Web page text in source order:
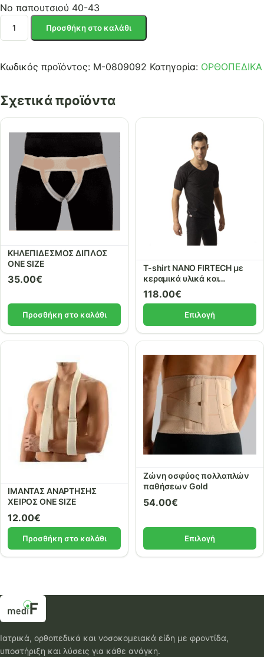
Νο παπουτσιού 40-43
ΜΠΟΤΑ
ΚΑΤΑΓΜΑΤΩΝ
ΣΤΑΘΕΡΗ
medium
ποσότητα
Προσθήκη στο καλάθι
Κωδικός προϊόντος: Μ-0809092 Κατηγορία: ΟΡΘΟΠΕΔΙΚΑ
Σχετικά προϊόντα
ΚΗΛΕΠΙΔΕΣΜΟΣ ΔΙΠΛΟΣ
ONE SIZE
35.00€
Προσθήκη στο καλάθι
T-shirt NANO FIRTECH με
κεραμικά υλικά και
μέταλλα. ref.91315
118.00€
Επιλογή
ΙΜΑΝΤΑΣ ΑΝΑΡΤΗΣΗΣ
ΧΕΙΡΟΣ ONE SIZE
12.00€
Προσθήκη στο καλάθι
Zώνη οσφύος πολλαπλών
παθήσεων Gold
54.00€
Επιλογή
Ιατρικά, ορθοπεδικά και νοσοκομειακά είδη με φροντίδα,
υποστήριξη και λύσεις για κάθε ανάγκη.